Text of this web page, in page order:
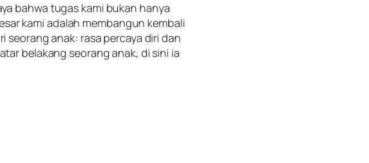
bahwa tugas kami bukan hanya
kami adalah membangun kembali
anak: rasa percaya diri dan
belakang seorang anak, di sini ia